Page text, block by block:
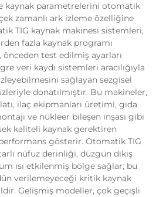
kaynak parametrelerini otomatik
zamanlı ark izleme özelliğine
TIG kaynak makinesi sistemleri,
fazla kaynak programı
test edilmiş ayarları
veri kaydı sistemleri aracılığıyla
sağlayan sezgisel
donatılmıştır. Bu makineler,
ilaç ekipmanları üretimi, gıda
ve nükleer bileşen inşası gibi
kaliteli kaynak gerektiren
gösterir. Otomatik TIG
nüfuz derinliği, düzgün dikiş
ısı etkilenmiş bölge sağlar; bu
verilemeyeceği kritik kaynak
Gelişmiş modeller, çok geçişli